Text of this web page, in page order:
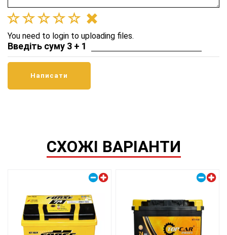
You need to login to uploading files.
Введіть суму 3 + 1
СХОЖІ ВАРІАНТИ